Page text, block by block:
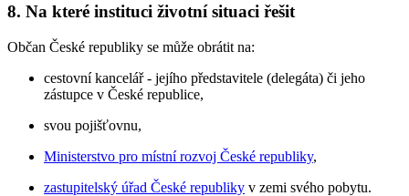
8. Na které instituci životní situaci řešit
Občan České republiky se může obrátit na:
cestovní kancelář - jejího představitele (delegáta) či jeho
zástupce v České republice,
svou pojišťovnu,
Ministerstvo pro místní rozvoj České republiky,
zastupitelský úřad České republiky v zemi svého pobytu.